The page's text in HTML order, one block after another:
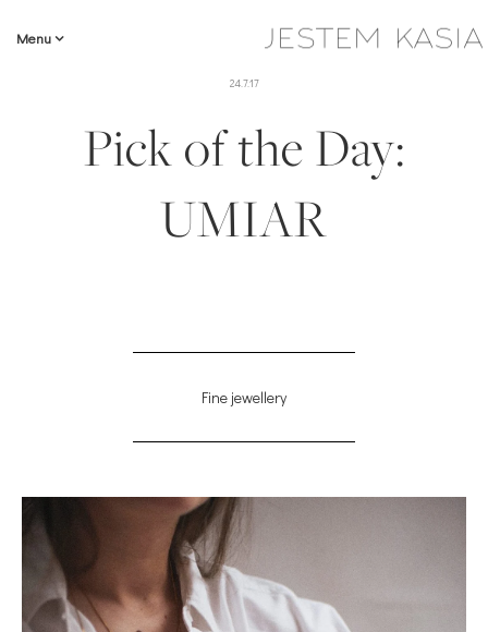
Menu
24.7.17
Pick of the Day:
UMIAR
Fine jewellery